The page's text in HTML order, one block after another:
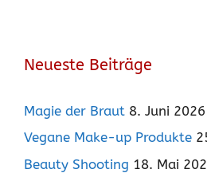
Neueste Beiträge
Magie der Braut 8. Juni 2026
Vegane Make-up Produkte
Beauty Shooting 18. Mai